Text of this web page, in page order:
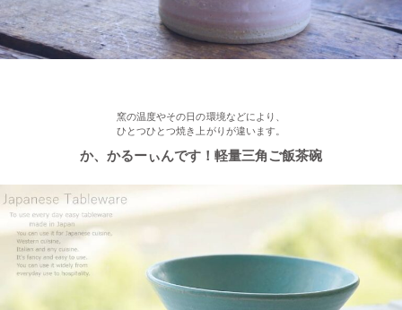
2022/12/22
2022/12/2
≪おすすめ≫ 美味しいおかずと一緒にパクり♪土鍋で炊いたツヤ
ツヤごはん！
窯の温度やその日の環境などにより、
ひとつひとつ焼き上がりが違います。
か、かるーぃんです！軽量三角ご飯茶碗